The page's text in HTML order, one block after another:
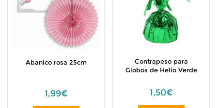
Abanico rosa 25cm
1,99€
Contrapeso para
Globos de Helio Verde
1,50€